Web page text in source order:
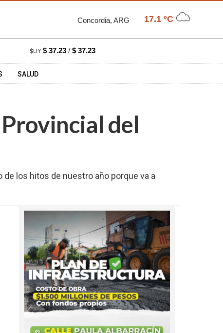
Concordia, ARG 17.1 ºC
$UY $ 37.23 / $ 37.23
SALUD
del
de los hitos de nuestro año porque va a